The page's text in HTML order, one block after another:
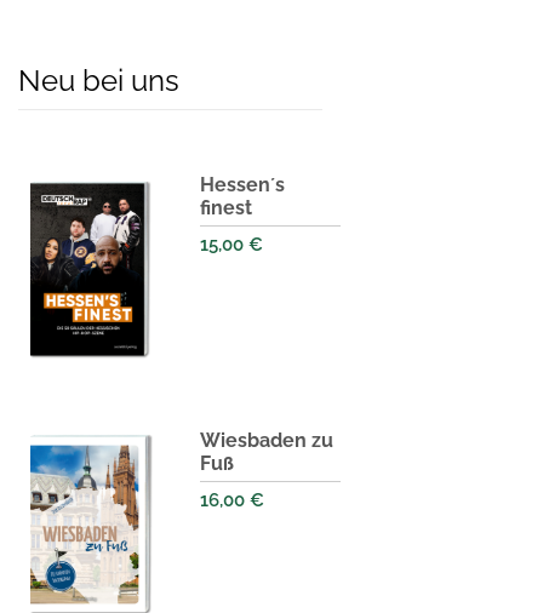
Neu bei uns
Hessen´s
finest
15,00 €
Wiesbaden zu
Fuß
16,00 €